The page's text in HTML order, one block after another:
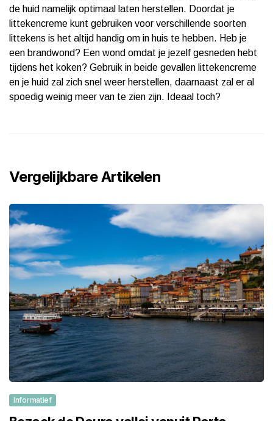
de huid namelijk optimaal laten herstellen. Doordat je
littekencreme kunt gebruiken voor verschillende soorten
littekens is het altijd handig om in huis te hebben. Heb je
een brandwond? Een wond omdat je jezelf gesneden hebt
tijdens het koken? Gebruik in beide gevallen littekencreme
en je huid zal zich snel weer herstellen, daarnaast zal er al
spoedig weinig meer van te zien zijn. Ideaal toch?
Vergelijkbare Artikelen
Informatief